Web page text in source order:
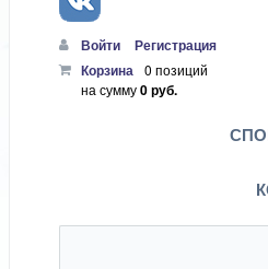
Войти
Регистрация
Корзина 0 позиций
на сумму0 руб.